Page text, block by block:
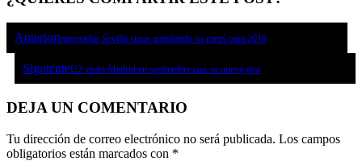
AnteriorInterestelar Sevilla sigue ampliando su cartel para 2018
SiguienteU2 visita Madrid en septiembre con su nueva gira
DEJA UN COMENTARIO
Tu dirección de correo electrónico no será publicada. Los campos
obligatorios están marcados con *